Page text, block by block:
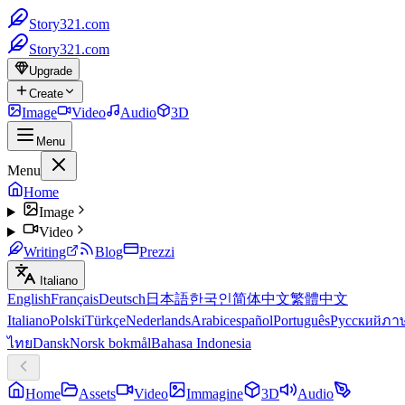
Story321.com
Story321.com
Upgrade
Create
Image Video Audio 3D
Menu
Menu
Home
Image
Video
Writing
Blog Prezzi
Italiano
EnglishFrançaisDeutsch 日本語한국인简体中文繁體中文
ItalianoPolskiTürkçeNederlandsArabicespañolPortuguêsРусскийภา
ไทยDanskNorsk bokmålBahasa Indonesia
Home Assets Video Immagine 3D
Audio